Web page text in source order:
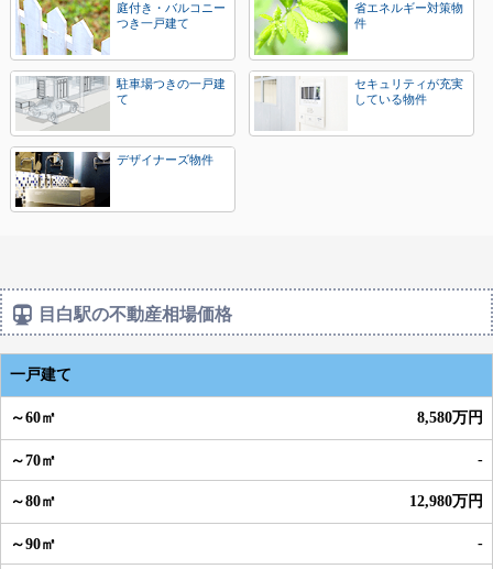
庭付き・バルコニー
つき一戸建て
省エネルギー対策物
件
駐車場つきの一戸建
て
セキュリティが充実
している物件
デザイナーズ物件
目白駅の不動産相場価格
一戸建て
8,580万円
-
12,980万円
-